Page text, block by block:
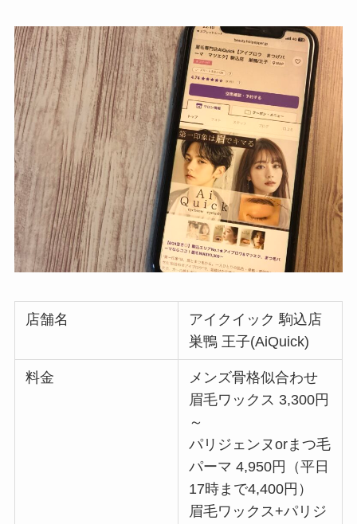
店舗名
アイクイック 駒込店
巣鴨 王子(AiQuick)
料金
メンズ骨格似合わせ
眉毛ワックス 3,300円
～
パリジェンヌorまつ毛
パーマ 4,950円（平日
17時まで4,400円）
眉毛ワックス+パリジ